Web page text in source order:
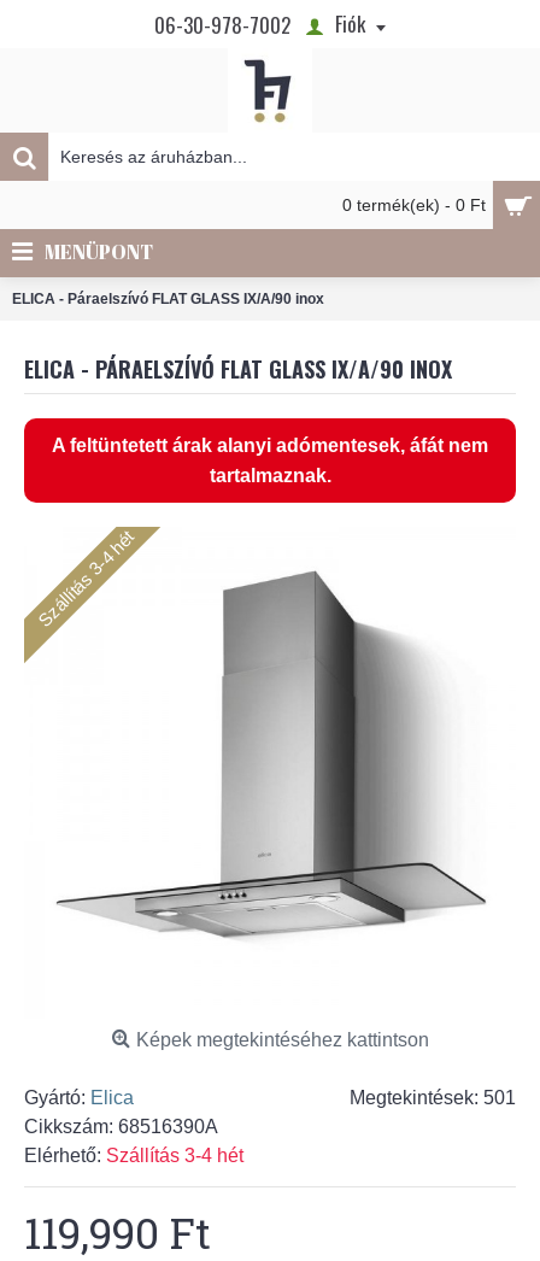
06-30-978-7002 Fiók
0 termék(ek) - 0 Ft
MENÜPONT
ELICA - Páraelszívó FLAT GLASS IX/A/90 inox
ELICA - PÁRAELSZÍVÓ FLAT GLASS IX/A/90 INOX
A feltüntetett árak alanyi adómentesek, áfát nem
tartalmaznak.
Szállítás 3-4 hét
Képek megtekintéséhez kattintson
Megtekintések: 501
Gyártó: Elica
Cikkszám: 68516390A
Elérhető: Szállítás 3-4 hét
119,990 Ft